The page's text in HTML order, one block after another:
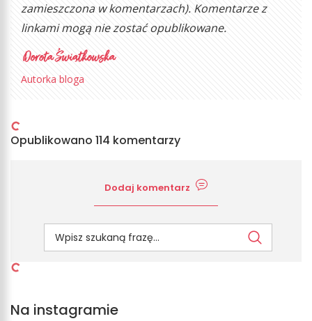
zamieszczona w komentarzach). Komentarze z
linkami mogą nie zostać opublikowane.
Autorka bloga
Opublikowano 114 komentarzy
Dodaj komentarz
Na instagramie